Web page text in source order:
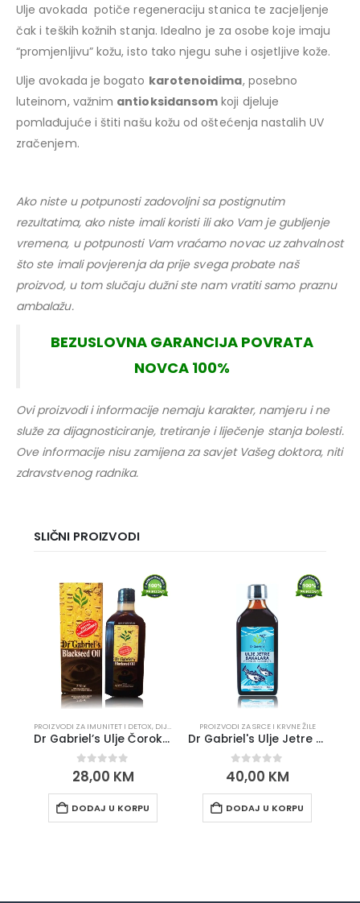
Ulje avokada potiče regeneraciju stanica te zacjeljenje
čak i teških kožnih stanja. Idealno je za osobe koje imaju
“promjenljivu” kožu, isto tako njegu suhe i osjetljive kože.
Ulje avokada je bogato karotenoidima, posebno
luteinom, važnim antioksidansom koji djeluje
pomlađujuće i štiti našu kožu od oštećenja nastalih UV
zračenjem.
Ako niste u potpunosti zadovoljni sa postignutim
rezultatima, ako niste imali koristi ili ako Vam je gubljenje
vremena, u potpunosti Vam vraćamo novac uz zahvalnost
što ste imali povjerenja da prije svega probate naš
proizvod, u tom slučaju dužni ste nam vratiti samo praznu
ambalažu.
BEZUSLOVNA GARANCIJA POVRATA
NOVCA 100%
Ovi proizvodi i informacije nemaju karakter, namjeru i ne
služe za dijagnosticiranje, tretiranje i liječenje stanja bolesti.
Ove informacije nisu zamijena za savjet Vašeg doktora, niti
zdravstvenog radnika.
SLIČNI PROIZVODI
PROIZVODI ZA IMUNITET I DETOX, DIJABETES, HOLESTEROL, PRITISAK ,PMS, HORMONI,
Dr Gabriel’s Ulje Čorokota / Crnog Kima / Blackseed Oil
0out of 5
28,00 KM
DODAJ U KORPU
PROIZVODI ZA SRCE I KRVNE ŽILE
Dr Gabriel's Ulje Jetre Bakalara 250ml
0out of 5
40,00 KM
DODAJ U KORPU